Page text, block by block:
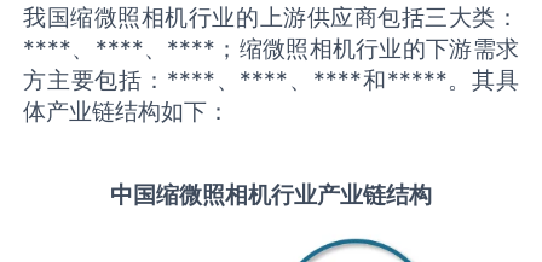
我国缩微照相机行业的上游供应商包括三大类：
****、****、****；缩微照相机行业的下游需求
方主要包括：****、****、****和*****。其具
体产业链结构如下：
中国缩微照相机行业产业链结构